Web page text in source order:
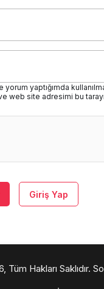
yaptığımda
web site adresimi bu
Giriş Yap
Hakları Saklıdır.